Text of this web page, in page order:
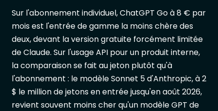
Sur l'abonnement individuel, ChatGPT Go à 8 € par
mois est l'entrée de gamme la moins chère des
deux, devant la version gratuite forcément limitée
de Claude. Sur l'usage API pour un produit interne,
la comparaison se fait au jeton plutôt qu'à
l'abonnement : le modèle Sonnet 5 d'Anthropic, à 2
$ le million de jetons en entrée jusqu'en août 2026,
revient souvent moins cher qu'un modèle GPT de